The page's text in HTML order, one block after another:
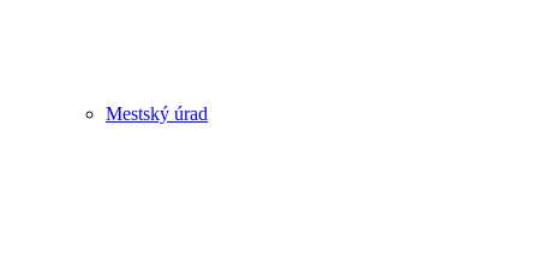
Mestský úrad